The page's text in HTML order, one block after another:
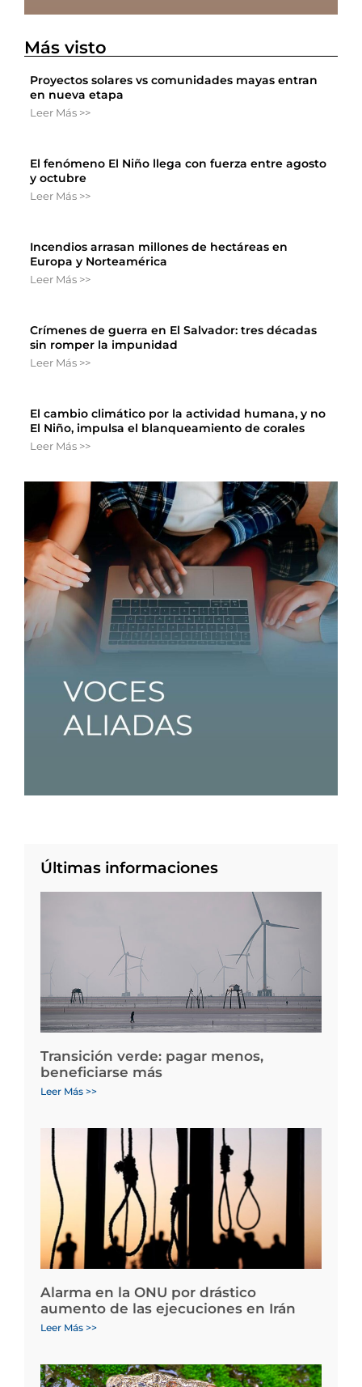
Más visto
Proyectos solares vs comunidades mayas entran
en nueva etapa
Leer Más >>
El fenómeno El Niño llega con fuerza entre agosto
y octubre
Leer Más >>
Incendios arrasan millones de hectáreas en
Europa y Norteamérica
Leer Más >>
Crímenes de guerra en El Salvador: tres décadas
sin romper la impunidad
Leer Más >>
El cambio climático por la actividad humana, y no
El Niño, impulsa el blanqueamiento de corales
Leer Más >>
Últimas informaciones
Transición verde: pagar menos,
beneficiarse más
Leer Más >>
Alarma en la ONU por drástico
aumento de las ejecuciones en Irán
Leer Más >>